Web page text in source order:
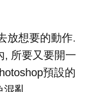
放想要的動作.
, 所要又要開一
預設的